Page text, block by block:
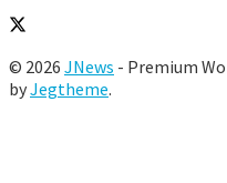
© 2026 JNews - Premium
byJegtheme.